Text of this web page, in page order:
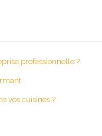
professionnelle ?
vos cuisines ?